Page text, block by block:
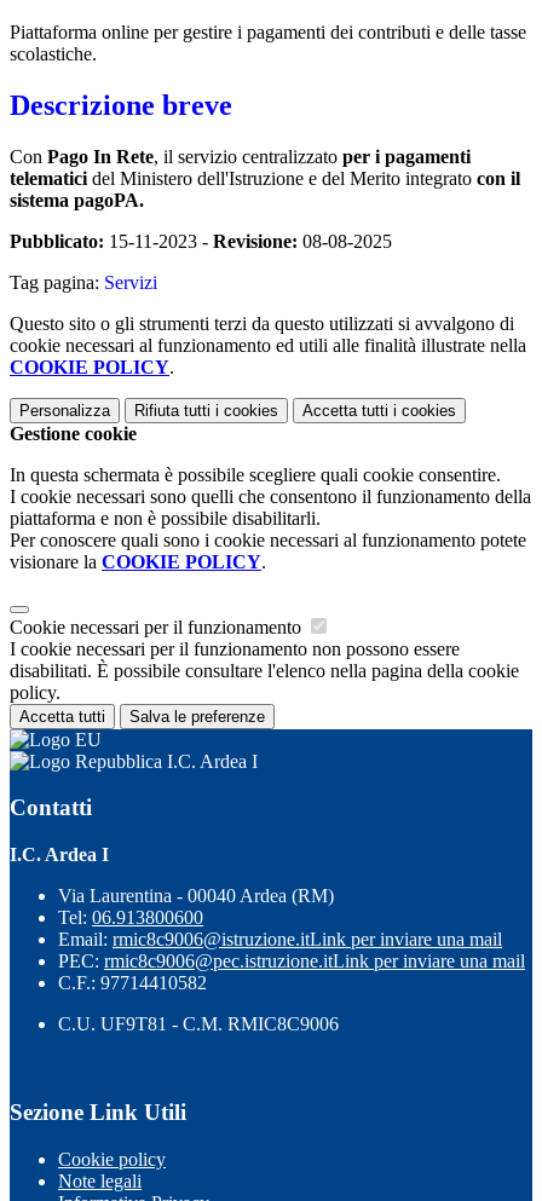
Piattaforma online per gestire i pagamenti dei contributi e delle tasse
scolastiche.
Descrizione breve
Con Pago In Rete, il servizio centralizzato per i pagamenti
telematici del Ministero dell'Istruzione e del Merito integrato con il
sistema pagoPA.
Pubblicato: 15-11-2023 - Revisione: 08-08-2025
Tag pagina: Servizi
Questo sito o gli strumenti terzi da questo utilizzati si avvalgono di
cookie necessari al funzionamento ed utili alle finalità illustrate nella
COOKIE POLICY.
Personalizza Rifiuta tutti i cookies Accetta tutti i cookies
Gestione cookie
In questa schermata è possibile scegliere quali cookie consentire.
I cookie necessari sono quelli che consentono il funzionamento della
piattaforma e non è possibile disabilitarli.
Per conoscere quali sono i cookie necessari al funzionamento potete
visionare la COOKIE POLICY.
Cookie necessari per il funzionamento
I cookie necessari per il funzionamento non possono essere
disabilitati. È possibile consultare l'elenco nella pagina della cookie
policy.
Accetta tutti Salva le preferenze
I.C. Ardea I
Contatti
I.C. Ardea I
Via Laurentina - 00040 Ardea (RM)
Tel: 06.913800600
Email: rmic8c9006@istruzione.itLink per inviare una mail
PEC: rmic8c9006@pec.istruzione.itLink per inviare una mail
C.F.: 97714410582
C.U. UF9T81 - C.M. RMIC8C9006
Sezione Link Utili
Cookie policy
Note legali